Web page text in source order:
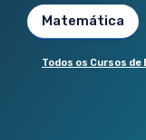
Matemática
Todos os Cursos de